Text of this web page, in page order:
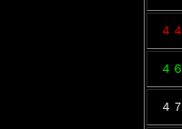
４４
４６
４７